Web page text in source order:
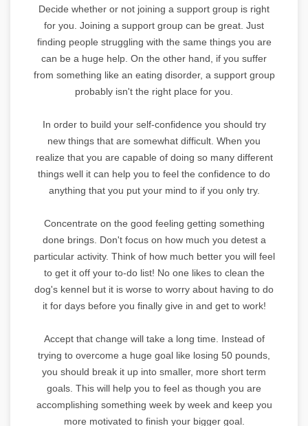
Decide whether or not joining a support group is right
for you. Joining a support group can be great. Just
finding people struggling with the same things you are
can be a huge help. On the other hand, if you suffer
from something like an eating disorder, a support group
probably isn't the right place for you.
In order to build your self-confidence you should try
new things that are somewhat difficult. When you
realize that you are capable of doing so many different
things well it can help you to feel the confidence to do
anything that you put your mind to if you only try.
Concentrate on the good feeling getting something
done brings. Don't focus on how much you detest a
particular activity. Think of how much better you will feel
to get it off your to-do list! No one likes to clean the
dog's kennel but it is worse to worry about having to do
it for days before you finally give in and get to work!
Accept that change will take a long time. Instead of
trying to overcome a huge goal like losing 50 pounds,
you should break it up into smaller, more short term
goals. This will help you to feel as though you are
accomplishing something week by week and keep you
more motivated to finish your bigger goal.